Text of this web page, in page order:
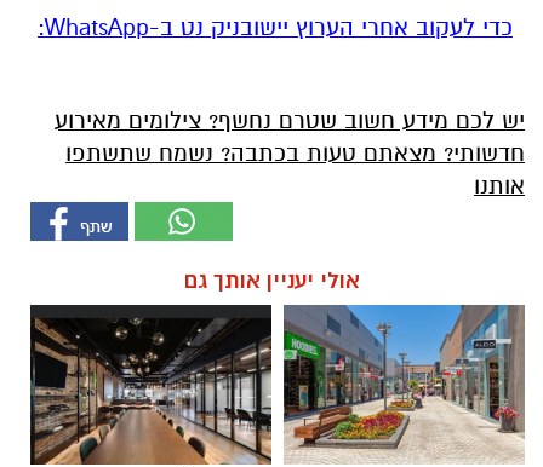
‏כדי לעקוב אחרי הערוץ יישובניק נט ב-WhatsApp:‏‏‏
יש לכם מידע חשוב שטרם נחשף? צילומים מאירוע
חדשותי? מצאתם טעות בכתבה? נשמח שתשתפו
אותנו
אולי יעניין אותך גם